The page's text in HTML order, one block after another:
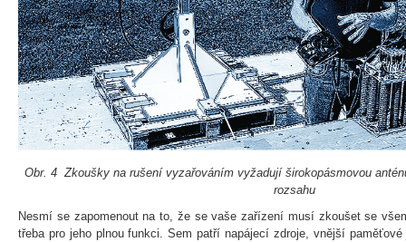
Obr. 4 Zkoušky na rušení vyzařováním vyžadují širokopásmovou
rozsahu
Nesmí se zapomenout na to, že se vaše zařízení musí zkoušet se
třeba pro jeho plnou funkci. Sem patří napájecí zdroje, vnější